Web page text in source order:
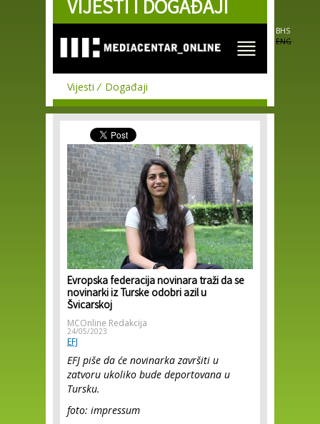
Skip to
main
VIJESTI I DOGAĐAJI
BHS
ENG
Vijesti Događaji
Evropska federacija novinara traži da se
novinarki iz Turske odobri azil u
Švicarskoj
MCOnline Redakcija
24/05/2023
EFJ
EFJ piše da će novinarka završiti u
zatvoru ukoliko bude deportovana u
Tursku.
foto: impressum